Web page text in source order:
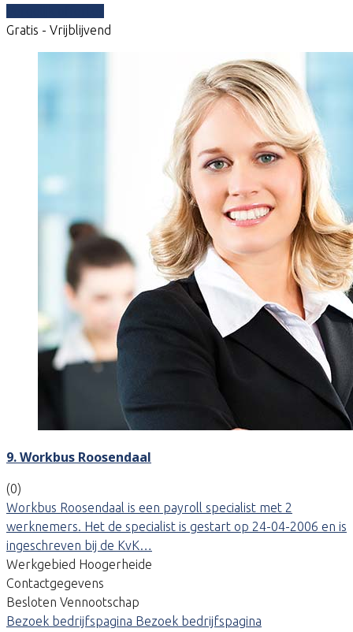
Gratis - Vrijblijvend
9. Workbus Roosendaal
(0)
Workbus Roosendaal is een payroll specialist met 2
werknemers. Het de specialist is gestart op 24-04-2006 en is
ingeschreven bij de KvK…
Werkgebied Hoogerheide
Contactgegevens
Besloten Vennootschap
Bezoek bedrijfspagina Bezoek bedrijfspagina